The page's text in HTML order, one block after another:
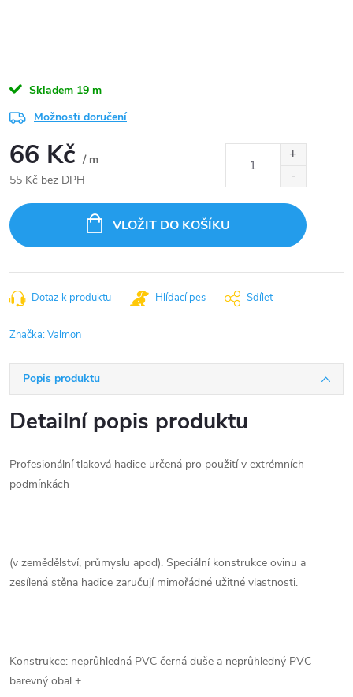
Skladem 19 m
Možnosti doručení
66 Kč / m
55 Kč bez DPH
cena:
VLOŽIT DO KOŠÍKU
Dotaz k produktu Hlídací pes Sdílet
Značka:Valmon
Popis produktu
Detailní popis produktu
Profesionální tlaková hadice určená pro použití v extrémních
podmínkách
(v zemědělství, průmyslu apod). Speciální konstrukce ovinu a
zesílená stěna hadice zaručují mimořádné užitné vlastnosti.
Konstrukce: neprůhledná PVC černá duše a neprůhledný PVC
barevný obal +